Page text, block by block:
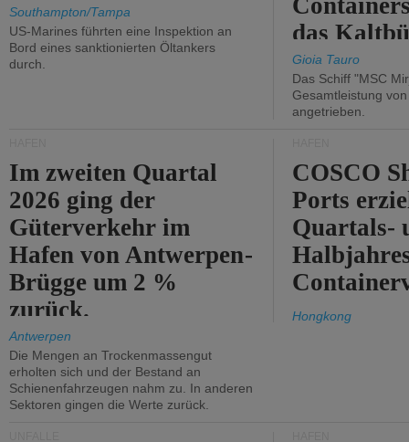
Southampton/Tampa
US-Marines führten eine Inspektion an
Bord eines sanktionierten Öltankers
durch.
das
Gioia Tauro
Das Schiff "MSC
Gesamtleistung
angetrieben.
Im zweiten Quartal
2026 ging der
Güterverkehr im
Hafen von Antwerpen-
Brügge um 2 %
zurück.
Antwerpen
Die Mengen an Trockenmassengut
erholten sich und der Bestand an
Schienenfahrzeugen nahm zu. In anderen
Sektoren gingen die Werte zurück.
COSCO
Ports
Quartals-
Hongkong